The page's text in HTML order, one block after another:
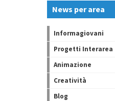
News per area
Informagiovani
Progetti Interarea
Animazione
Creatività
Blog